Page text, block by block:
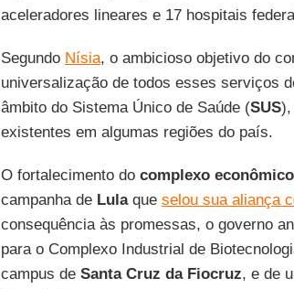
aceleradores lineares e 17 hospitais
Segundo Nísia, o ambicioso objetivo do
universalização de todos esses serviços
âmbito do Sistema Único de Saúde (SUS),
existentes em algumas regiões do país.
O fortalecimento do complexo
campanha de Lulaque selou sua aliança
consequência às promessas, o governo
para o Complexo Industrial de
campus de Santa Cruz da Fiocruz, e de